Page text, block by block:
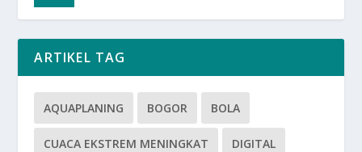
ARTIKEL TAG
AQUAPLANING BOGOR BOLA
CUACA EKSTREM MENINGKAT DIGITAL